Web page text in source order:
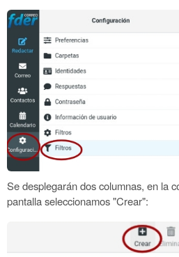
Se desplegarán dos columnas, en la
pantalla seleccionamos "Crear":